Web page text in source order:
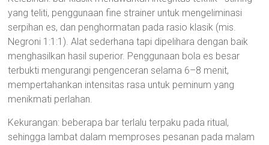
yang teliti, penggunaan fine strainer untuk mengeliminasi
serpihan es, dan penghormatan pada rasio klasik (mis.
Negroni 1:1:1). Alat sederhana tapi dipelihara dengan baik
menghasilkan hasil superior. Penggunaan bola es besar
terbukti mengurangi pengenceran selama 6–8 menit,
mempertahankan intensitas rasa untuk peminum yang
menikmati perlahan.
Kekurangan: beberapa bar terlalu terpaku pada ritual,
sehingga lambat dalam memproses pesanan pada malam